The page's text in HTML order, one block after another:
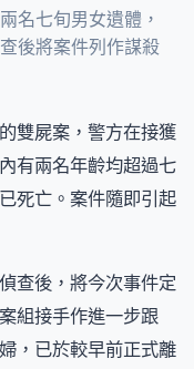
名七旬男女遺體，
後將案件列作謀殺
雙屍案，警方在接獲
有兩名年齡均超過七
死亡。案件隨即引起
查後，將今次事件定
組接手作進一步跟
，已於較早前正式離